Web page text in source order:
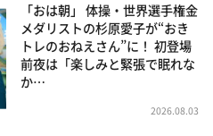
「おは朝」 体操・世界選手権金
メダリストの杉原愛子が“おき
トレのおねえさん”に！ 初登場
前夜は「楽しみと緊張で眠れな
か…
2026.08.03